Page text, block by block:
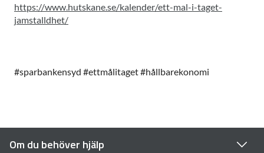
https://www.hutskane.se/kalender/ett-mal-i-taget-
jamstalldhet/
#sparbankensyd #ettmålitaget #hållbarekonomi
Om du behöver hjälp